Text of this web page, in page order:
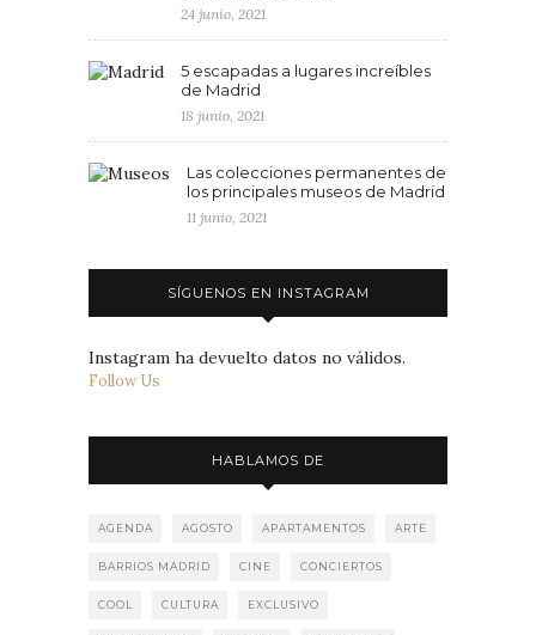
24 junio, 2021
5 escapadas a lugares increíbles
de Madrid
18 junio, 2021
Las colecciones permanentes de
los principales museos de Madrid
11 junio, 2021
SÍGUENOS EN INSTAGRAM
Instagram ha devuelto datos no válidos.
Follow Us
HABLAMOS DE
AGENDA AGOSTO APARTAMENTOS ARTE
BARRIOS MADRID CINE CONCIERTOS
COOL CULTURA EXCLUSIVO